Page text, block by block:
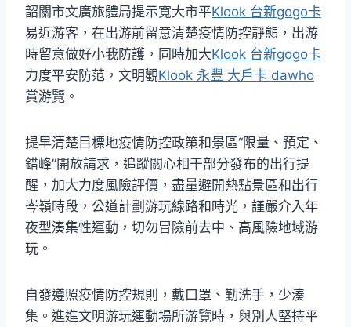
韶關市文廣旅體局提示寬大市平Klook 台新gogo卡
易近游客，在出游前留意清楚疫情防控靜態，出游
時留意做好小我防護，同時加大Klook 台新gogo卡
力度平安防范，文明觀Klook 永豐 大戶卡 dawho
賞游覽。
提早清楚目標地疫情防控政策和景區“限量、預定、
錯峰”開放請求，追蹤關心相干部分發布的出行提
醒，加大力度風險評價，盡量避開熱點景區和出行
岑嶺時段，公道計劃游玩線路和時光，謹嚴介入年
夜型湊集性運動，切勿冒險前去中、高風險地域游
玩。
自發遵照疫情防控規則，戴口罩、勤洗手，少湊
集。進進文明游玩運動場所游覽時，與別人堅持平